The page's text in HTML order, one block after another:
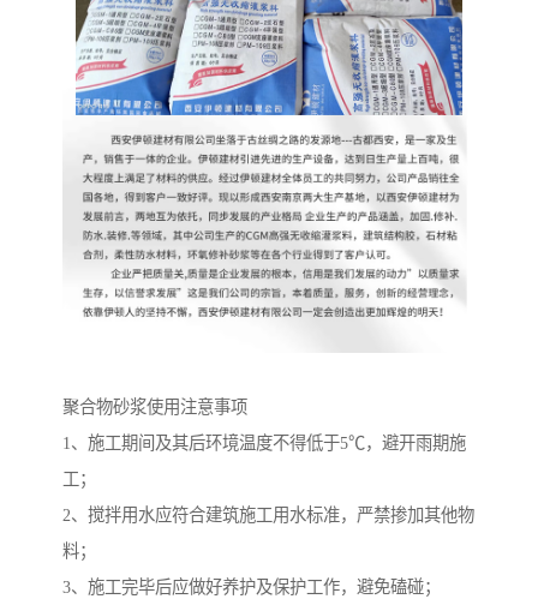
聚合物砂浆使用注意事项
1、施工期间及其后环境温度不得低于5℃，避开雨期施
工；
2、搅拌用水应符合建筑施工用水标准，严禁掺加其他物
料；
3、施工完毕后应做好养护及保护工作，避免磕碰；